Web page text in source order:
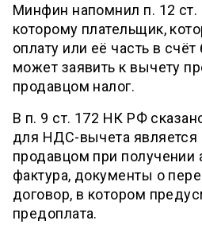
Минфин напомнил п. 12
которому плательщик,
оплату или её часть в
может заявить к вычету
продавцом налог.
В п. 9 ст. 172 НК РФ
для НДС-вычета
продавцом при получении
фактура, документы о
договор, в котором
предоплата.